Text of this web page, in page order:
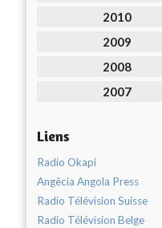
2010
2009
2008
2007
Liens
Radio Okapi
Angêcia Angola Press
Radio Télévision Suisse
Radio Télévision Belge